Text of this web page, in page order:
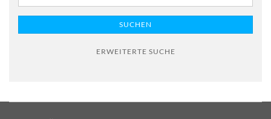
SUCHEN
ERWEITERTE SUCHE